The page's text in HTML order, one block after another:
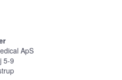
ApS
5-9